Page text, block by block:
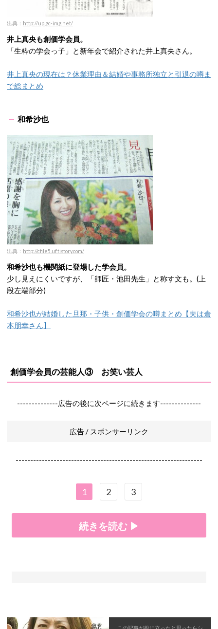
出典： http://up.gc-img.net/
井上真央も創価学会員。
「生粋の学会っ子」と新年会で紹介された井上真央さん。
井上真央の現在は？休業理由＆結婚や事務所独立と引退の噂ま
で総まとめ
和希沙也
出典： http://cfile5.uf.tistory.com/
和希沙也も機関紙に登場した学会員。
少し見えにくいですが、「師匠・池田先生」と称す文も。(上
段左端部分)
和希沙也が結婚した旦那・子供・創価学会の噂まとめ【夫は倉
本朋幸さん】
創価学会員の芸能人③ お笑い芸人
--------------広告の後に次ページに続きます--------------
広告 / スポンサーリンク
----------------------------------------------------------------
1 2 3
続きを読む ▶